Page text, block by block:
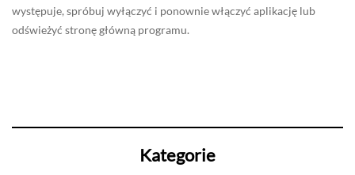
występuje, spróbuj wyłączyć i ponownie włączyć aplikację lub
odświeżyć stronę główną programu.
Kategorie